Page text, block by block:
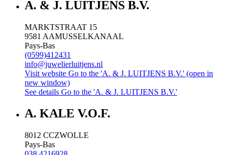
A. & J. LUITJENS B.V.
MARKTSTRAAT 15
9581 AAMUSSELKANAAL
Pays-Bas
(0599)412431
info@juwelierluitjens.nl
Visit website Go to the 'A. & J. LUITJENS B.V.' (open in
new window)
See details Go to the 'A. & J. LUITJENS B.V.'
A. KALE V.O.F.
8012 CCZWOLLE
Pays-Bas